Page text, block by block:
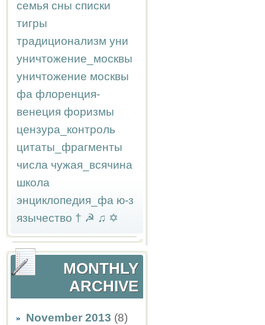
семья сны списки
тигры
традиционализм уни
уничтожение_москвы
уничтожение москвы
фа флоренция-
венеция форизмы
цензура_контроль
цитаты_фрагменты
числа чужая_всячина
школа
энциклопедия_фа ю-з
язычество † ☭ ♫ ✡
MONTHLY
ARCHIVE
November 2013 (8)